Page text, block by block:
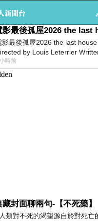
影最後孤屋2026 the last
by Louis Leterrier
Starring Greta Lee Wa
時前
藏封面聊兩句-【不死藥】
類對不死的渴望源自於對死亡